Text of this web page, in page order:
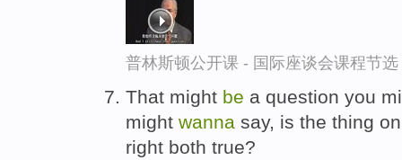
普林斯顿公开课 - 国际座谈会课程节选
That might be a question you
might wanna say, is the thing
right both true?